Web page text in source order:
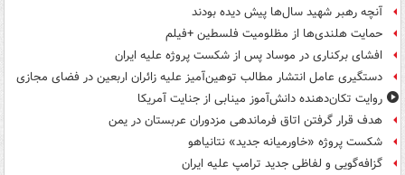
آنچه رهبر شهید سال‌ها پیش دیده بودند
حمایت هلندی‌ها از مظلومیت فلسطین +فیلم
افشای برکناری در موساد پس از شکست پروژه علیه ایران
دستگیری عامل انتشار مطالب توهین‌آمیز علیه زائران اربعین در فضای مجازی
روایت تکان‌دهنده دانش‌آموز مینابی از جنایت آمریکا
هدف قرار گرفتن اتاق‌ فرماندهی مزدوران عربستان در یمن
شکست پروژه «خاورمیانه جدید» نتانیاهو
گزافه‌گویی و لفاظی جدید ترامپ علیه ایران